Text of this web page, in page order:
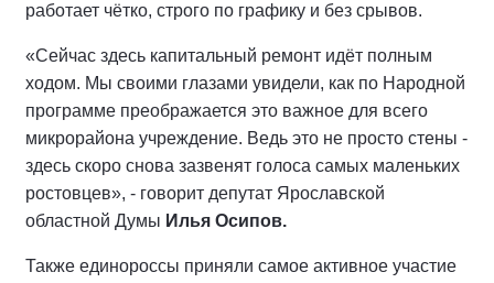
работает чётко, строго по графику и без срывов.
«Сейчас здесь капитальный ремонт идёт полным
ходом. Мы своими глазами увидели, как по Народной
программе преображается это важное для всего
микрорайона учреждение. Ведь это не просто стены -
здесь скоро снова зазвенят голоса самых маленьких
ростовцев», - говорит депутат Ярославской
областной Думы Илья Осипов.
Также единороссы приняли самое активное участие